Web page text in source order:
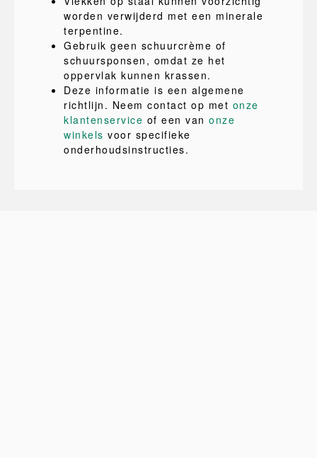
worden verwijderd met een minerale
terpentine.
Gebruik geen schuurcrème of
schuursponsen, omdat ze het
oppervlak kunnen krassen.
Deze informatie is een algemene
richtlijn. Neem contact op met onze
klantenservice of een van onze
winkels voor specifieke
onderhoudsinstructies.